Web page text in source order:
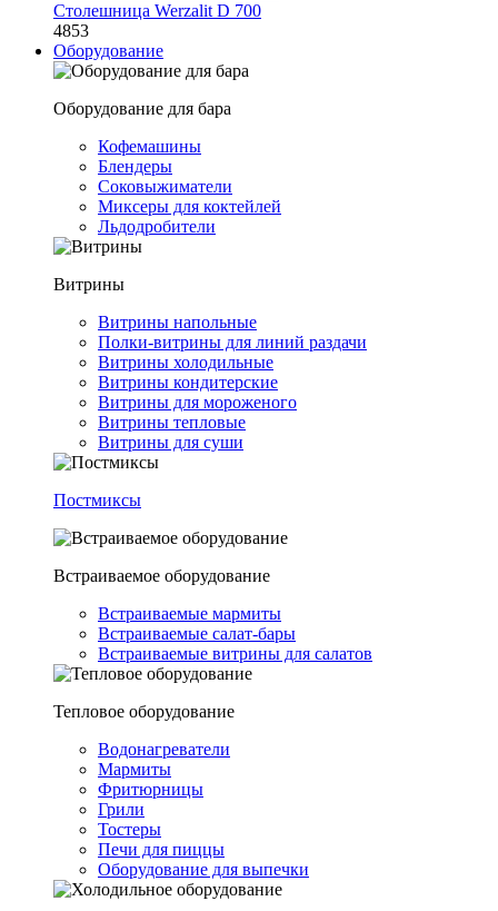
Столешница Werzalit D 700
4853
Оборудование
Оборудование для бара
Кофемашины
Блендеры
Соковыжиматели
Миксеры для коктейлей
Льдодробители
Витрины
Витрины напольные
Полки-витрины для линий раздачи
Витрины холодильные
Витрины кондитерские
Витрины для мороженого
Витрины тепловые
Витрины для суши
Постмиксы
Встраиваемое оборудование
Встраиваемые мармиты
Встраиваемые салат-бары
Встраиваемые витрины для салатов
Тепловое оборудование
Водонагреватели
Мармиты
Фритюрницы
Грили
Тостеры
Печи для пиццы
Оборудование для выпечки